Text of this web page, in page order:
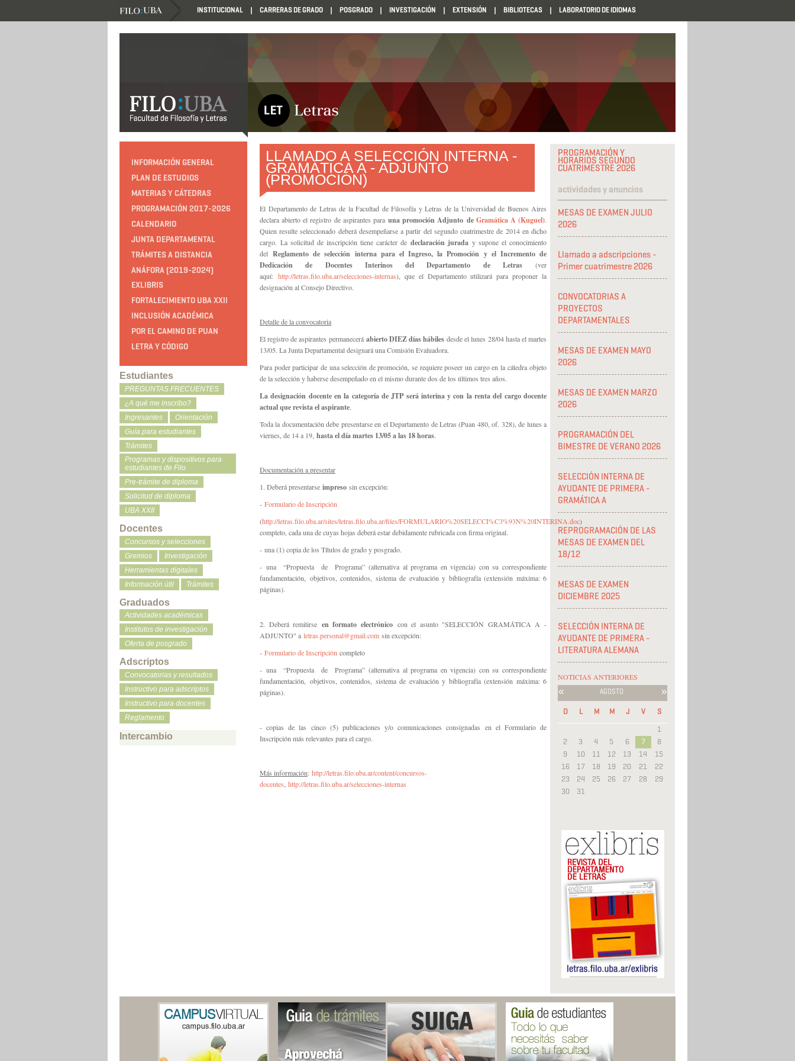
INSTITUCIONAL CARRERAS DE GRADO POSGRADO INVESTIGACIÓN EXTENSIÓN BIBLIOTECAS LABORATORIO DE IDIOMAS
INFORMACIÓN GENERAL
PLAN DE ESTUDIOS
MATERIAS Y CÁTEDRAS
PROGRAMACIÓN 2017-2026
CALENDARIO
JUNTA DEPARTAMENTAL
TRÁMITES A DISTANCIA
ANÁFORA (2019-2024)
EXLIBRIS
FORTALECIMIENTO UBA XXII
INCLUSIÓN ACADÉMICA
POR EL CAMINO DE PUAN
LETRA Y CÓDIGO
Estudiantes
PREGUNTAS FRECUENTES
¿A qué me inscribo?
Ingresantes
Orientación
Guía para estudiantes
Trámites
Programas y dispositivos para
estudiantes de Filo
Pre-trámite de diploma
Solicitud de diploma
UBA XXII
Docentes
Concursos y selecciones
Gremios
Investigación
Herramientas digitales
Información útil
Trámites
Graduados
Actividades académicas
Institutos de investigación
Oferta de posgrado
Adscriptos
Convocatorias y resultados
Instructivo para adscriptos
Instructivo para docentes
Reglamento
Intercambio
PROGRAMACIÓN Y
HORARIOS SEGUNDO
CUATRIMESTRE 2026
actividades y anuncios
MESAS DE EXAMEN JULIO
2026
Llamado a adscripciones -
Primer cuatrimestre 2026
CONVOCATORIAS A
PROYECTOS
DEPARTAMENTALES
MESAS DE EXAMEN MAYO
2026
MESAS DE EXAMEN MARZO
2026
PROGRAMACIÓN DEL
BIMESTRE DE VERANO 2026
SELECCIÓN INTERNA DE
AYUDANTE DE PRIMERA -
GRAMÁTICA A
REPROGRAMACIÓN DE LAS
MESAS DE EXAMEN DEL
18/12
MESAS DE EXAMEN
DICIEMBRE 2025
SELECCIÓN INTERNA DE
AYUDANTE DE PRIMERA -
LITERATURA ALEMANA
NOTICIAS ANTERIORES
« AGOSTO »
D L M M J V
S
1
2
3 4 5 6 7
8
9
10 11 12 13 14
15
16
17 18 19 20 21
22
23
24 25 26 27 28
29
30
31
LLAMADO A SELECCIÓN INTERNA -
GRAMÁTICA A - ADJUNTO
(PROMOCIÓN)
El Departamento de Letras de la Facultad de Filosofía y Letras de la Universidad de Buenos Aires
declara abierto el registro de aspirantes parauna promoción Adjunto deGramática A (Kuguel).
Quien resulte seleccionado deberá desempeñarse a partir del segundo cuatrimestre de 2014 en dicho
cargo. La solicitud de inscripción tiene carácter de declaración jurada y supone el conocimiento
delReglamento de selección interna para el Ingreso, la Promoción y el Incremento de
Dedicación de Docentes Interinos del Departamento de Letras(ver
aquí: http://letras.filo.uba.ar/selecciones-internas), que el Departamento utilizará para proponer la
designación al Consejo Directivo.
Detalle de la convocatoria
El registro de aspirantes permanecerá abierto DIEZ días hábiles desde el lunes 28/04 hasta el martes
13/05. La Junta Departamental designará una Comisión Evaluadora.
Para poder participar de una selección de promoción, se requiere poseer un cargo en lacátedra objeto
de la selección y haberse desempeñado en el mismo durante dos de los últimos tres años.
La designación docente en la categoría de JTP será interina y con la renta del cargo docente
actual que revista el aspirante.
Toda la documentación debe presentarse en el Departamento de Letras (Puan 480, of. 328), de lunes a
viernes, de 14 a 19, hasta el día martes 13/05 a las 18 horas.
Documentación a presentar
1. Deberá presentarse impreso sin excepción:
- Formulario de Inscripción
(http://letras.filo.uba.ar/sites/letras.filo.uba.ar/files/FORMULARIO%20SELECCI%C3%93N%20INTERINA.doc)
completo, cada una de cuyas hojas deberá estar debidamente rubricada con firma original.
- una (1) copia de los Títulos de grado y posgrado.
- una “Propuesta de Programa”(alternativa al programa en vigencia) con su correspondiente
fundamentación, objetivos, contenidos, sistema de evaluación y bibliografía (extensión máxima: 6
páginas).
2. Deberá remitirse en formato electrónicocon el asunto "SELECCIÓN GRAMÁTICA A -
ADJUNTO" a letras.personal@gmail.com sin excepción:
- Formulario de Inscripción completo
- una “Propuesta de Programa”(alternativa al programa en vigencia) con su correspondiente
fundamentación, objetivos, contenidos, sistema de evaluación y bibliografía (extensión máxima: 6
páginas).
- copias de las cinco (5) publicaciones y/o comunicaciones consignadas en el Formulario de
Inscripción más relevantes para el cargo.
Más información: http://letras.filo.uba.ar/content/concursos-
docentes http://letras.filo.uba.ar/selecciones-internas